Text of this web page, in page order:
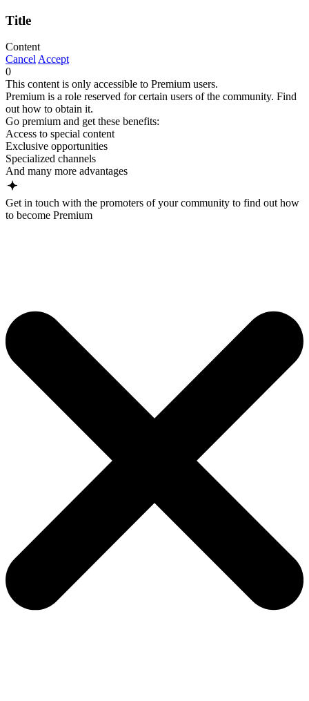
Title
Content
CancelAccept
0
This content is only accessible to Premium users.
Premium is a role reserved for certain users of the community. Find
out how to obtain it.
Go premium and get these benefits:
Access to special content
Exclusive opportunities
Specialized channels
And many more advantages
Get in touch with the promoters of your community to find out how
to become Premium